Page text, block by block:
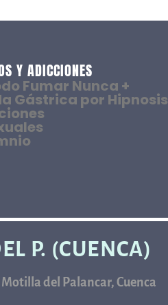
Y ADICCIONES
Fumar Nunca +
Gástrica por Hipnosis
P. (CUENCA)
Motilla del Palancar, Cuenca